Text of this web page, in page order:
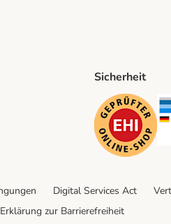
Sicherheit
Digital Services Act
Erklärung zur Barrierefreiheit